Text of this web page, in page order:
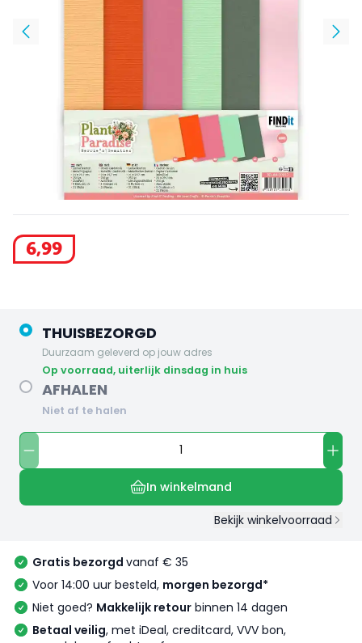
6,99
THUISBEZORGD
Duurzaam geleverd op jouw adres
op voorraad, uiterlijk dinsdag in huis
AFHALEN
Niet af te halen
In winkelmand
Bekijk winkelvoorraad
Gratis bezorgd vanaf € 35
Voor 14:00 uur besteld, morgen bezorgd*
Niet goed? Makkelijk retour binnen 14 dagen
Betaal veilig, met iDeal, creditcard, VVV bon,